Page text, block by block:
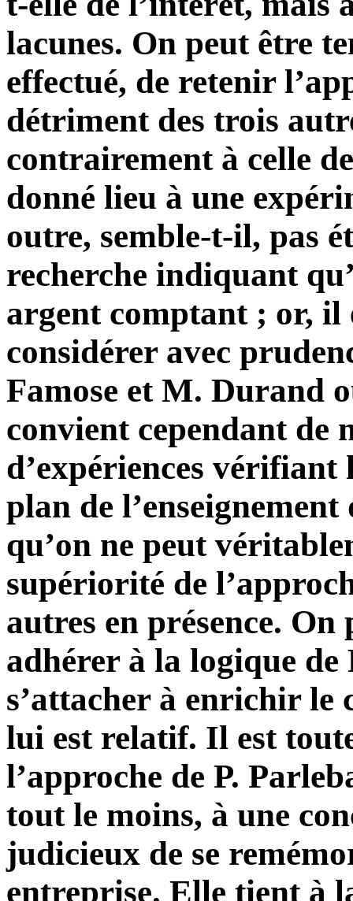
lacunes. On peut être
effectué, de retenir
détriment des trois
contrairement à celle
donné lieu à une
outre, semble-t-il, pas
recherche indiquant
argent comptant ; or, il
considérer avec
Famose et M. Durand
convient cependant de
d’expériences vérifiant
plan de
qu’on ne peut
supériorité de
autres en présence.
adhérer à la logique de
s’attacher à enrichir le
lui est relatif. Il est
l’approche de P.
tout le moins, à une
judicieux de se
entreprise. Elle tient à